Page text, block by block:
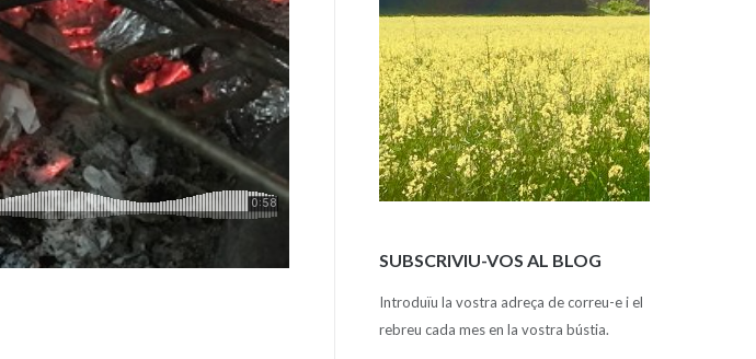
SUBSCRIVIU-VOS AL BLOG
Introduïu la vostra adreça de correu-e i el
rebreu cada mes en la vostra bústia.